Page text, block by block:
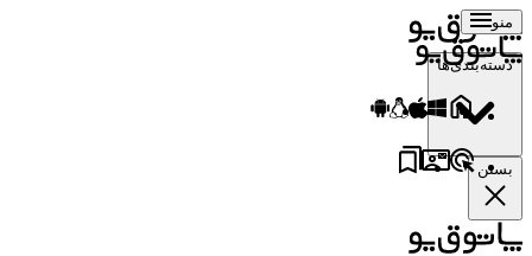
منو
دسته‌بندی‌ها
بستن